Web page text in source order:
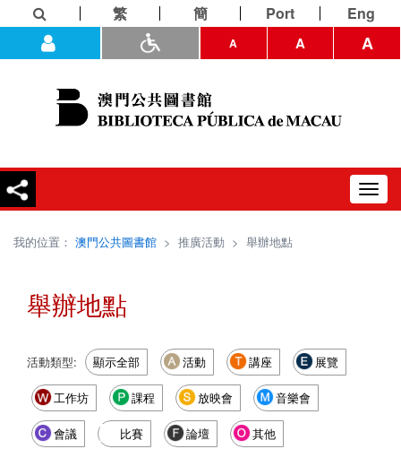
繁 簡 Port Eng
A A A
我的位置： 澳門公共圖書館 > 推廣活動 > 舉辦地點
舉辦地點
活動類型: 顯示全部 活動 講座 展覽
工作坊 課程 放映會 音樂會
會議 比賽 論壇 其他